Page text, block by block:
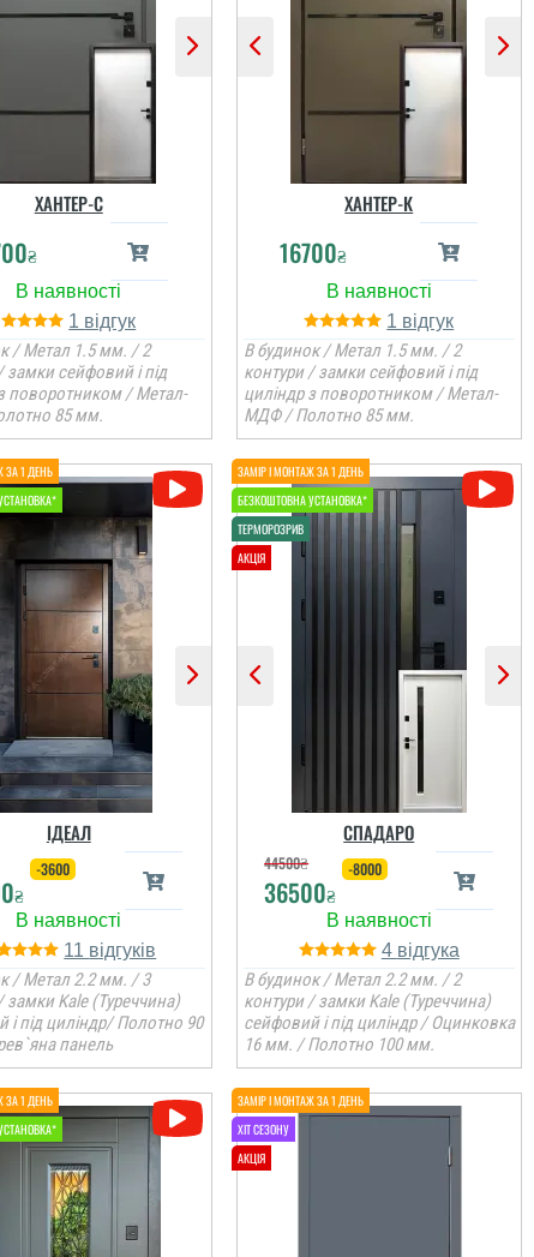
ХАНТЕР-С
₴
1
/ Метал 1.5 мм. / 2
замки сейфовий і під
поворотником / Метал-
85 мм.
ХАНТЕР-К
16700₴
1
В будинок / Метал 1.5 мм. / 2
контури / замки сейфовий і під
циліндр з поворотником / Метал-
МДФ / Полотно 85 мм.
ІДЕАЛ
₴
-3600
11
/ Метал 2.2 мм. / 3
замки Kale (Туреччина)
і під циліндр/ Полотно 90
панель
СПАДАРО
44500₴
36500₴
-8000
4
В будинок / Метал 2.2 мм. / 2
контури / замки Kale (Туреччина)
сейфовий і під циліндр / Оцинковка
16 мм. / Полотно 100 мм.